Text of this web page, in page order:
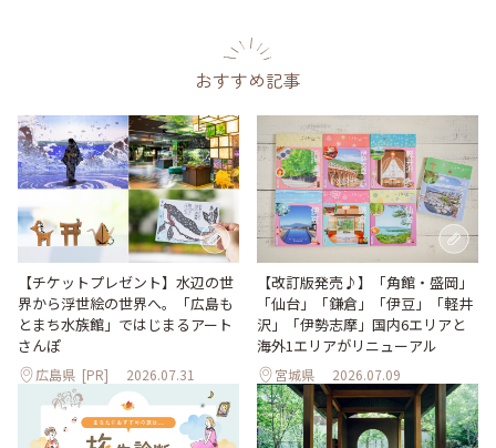
おすすめ記事
【チケットプレゼント】水辺の世
界から浮世絵の世界へ。「広島も
とまち水族館」ではじまるアート
さんぽ
広島県 [PR] 2026.07.31
【改訂版発売♪】「角館・盛岡」
「仙台」「鎌倉」「伊豆」「軽井
沢」「伊勢志摩」国内6エリアと
海外1エリアがリニューアル
宮城県 2026.07.09